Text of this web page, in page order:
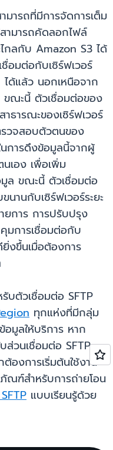
มารถที่มีการจัดการเต็ม
ามารถคัดลอกไฟล์
ไกลกับ Amazon S3 ได้
อมต่อกับเซิร์ฟเวอร์
ได้แล้ว นอกเหนือจาก
ขณะนี้ ตัวเชื่อมต่อของ
ธารณะของเซิร์ฟเวอร์
รวจสอบตัวตนของ
การดึงข้อมูลนี้จากผู้
เอง เพื่อเพิ่ม
มูล ขณะนี้ ตัวเชื่อมต่อ
นานกับเซิร์ฟเวอร์ระยะ
การ การปรับปรุง
มการเชื่อมต่อกับ
ยิ่งขึ้นเมื่อต้องการ
บตัวเชื่อมต่อ SFTP
ทุกแห่งที่มีกลุ่ม
มูลให้บริการ หาก
ส่วนเชื่อมต่อ SFTP
ต้องการเริ่มต้นใช้งาน
ณฑ์สำหรับการถ่ายโอน
แบบเรียนรู้ด้วย